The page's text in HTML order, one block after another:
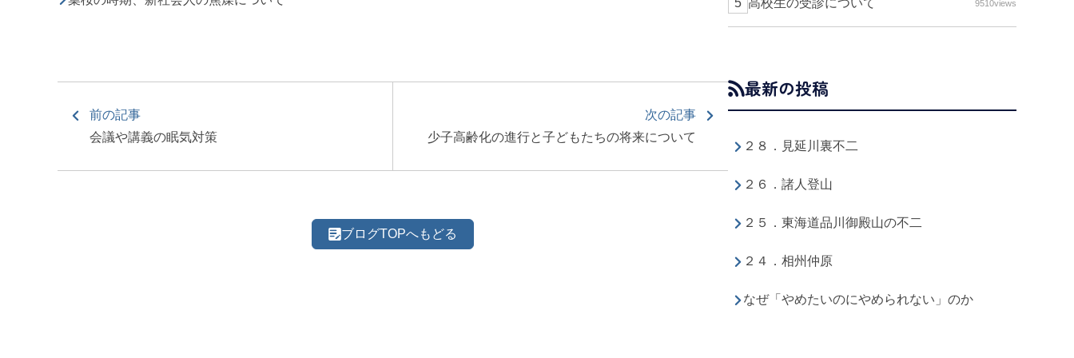
前の記事
会議や講義の眠気対策
次の記事
少子高齢化の進行と子どもたちの将来について
ブログTOPへもどる
高校生の受診について 9510views
最新の投稿
２８．見延川裏不二
２６．諸人登山
２５．東海道品川御殿山の不二
２４．相州仲原
なぜ「やめたいのにやめられない」のか